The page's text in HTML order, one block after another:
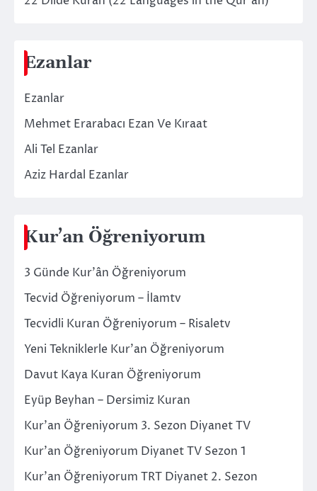
Ezanlar
Ezanlar
Mehmet Erarabacı Ezan Ve Kıraat
Ali Tel Ezanlar
Aziz Hardal Ezanlar
Kur’an Öğreniyorum
3 Günde Kur’ân Öğreniyorum
Tecvid Öğreniyorum – İlamtv
Tecvidli Kuran Öğreniyorum – Risaletv
Yeni Tekniklerle Kur’an Öğreniyorum
Davut Kaya Kuran Öğreniyorum
Eyüp Beyhan – Dersimiz Kuran
Kur’an Öğreniyorum 3. Sezon Diyanet TV
Kur’an Öğreniyorum Diyanet TV Sezon 1
Kur’an Öğreniyorum TRT Diyanet 2. Sezon